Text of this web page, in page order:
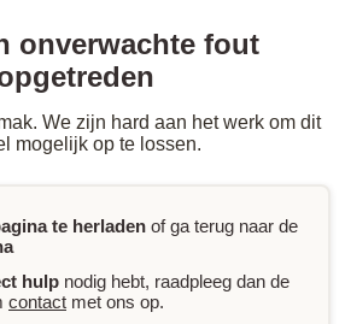
onverwachte fout
We zijn hard aan het werk om dit
mogelijk op te lossen.
te herladen of ga terug naar de
hulp nodig hebt, raadpleeg dan de
contact met ons op.